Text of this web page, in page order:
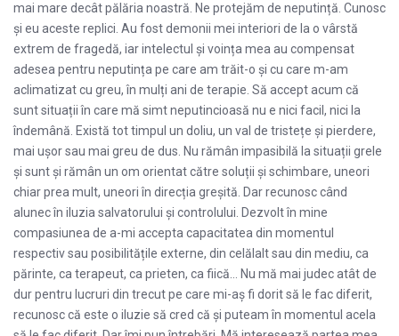
mai mare decât pălăria noastră. Ne protejăm de neputință. Cunosc
și eu aceste replici. Au fost demonii mei interiori de la o vârstă
extrem de fragedă, iar intelectul și voința mea au compensat
adesea pentru neputința pe care am trăit-o și cu care m-am
aclimatizat cu greu, în mulți ani de terapie. Să accept acum că
sunt situații în care mă simt neputincioasă nu e nici facil, nici la
îndemână. Există tot timpul un doliu, un val de tristețe și pierdere,
mai ușor sau mai greu de dus. Nu rămân impasibilă la situații grele
și sunt și rămân un om orientat către soluții și schimbare, uneori
chiar prea mult, uneori în direcția greșită. Dar recunosc când
alunec în iluzia salvatorului și controlului. Dezvolt în mine
compasiunea de a-mi accepta capacitatea din momentul
respectiv sau posibilitățile externe, din celălalt sau din mediu, ca
părinte, ca terapeut, ca prieten, ca fiică… Nu mă mai judec atât de
dur pentru lucruri din trecut pe care mi-aș fi dorit să le fac diferit,
recunosc că este o iluzie să cred că și puteam în momentul acela